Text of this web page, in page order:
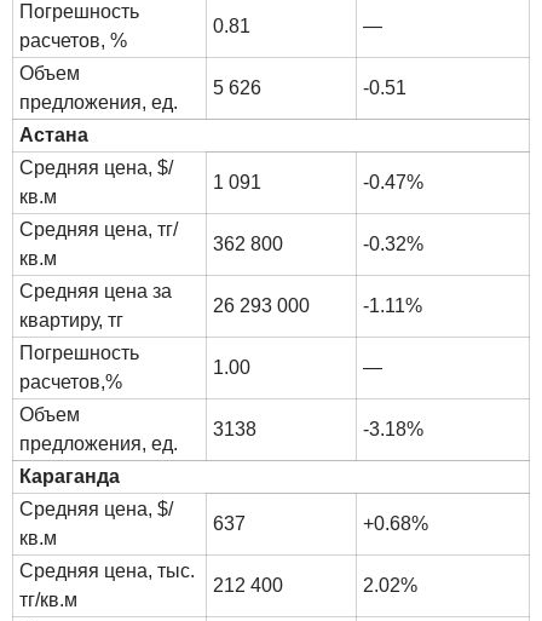
Погрешность
расчетов, %
0.81 —
Объем
предложения, ед.
5 626 -0.51
Астана
Средняя цена, $/
кв.м
1 091 -0.47%
Средняя цена, тг/
кв.м
362 800 -0.32%
Средняя цена за
квартиру, тг
26 293 000 -1.11%
Погрешность
расчетов,%
1.00 —
Объем
предложения, ед.
3138 -3.18%
Караганда
Средняя цена, $/
кв.м
637 +0.68%
Средняя цена, тыс.
тг/кв.м
212 400 2.02%